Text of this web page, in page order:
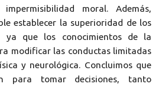
moral. Además,
establecer la superioridad de los
ya que los conocimientos de la
modificar las conductas limitadas
y neurológica. Concluimos que
para tomar decisiones, tanto